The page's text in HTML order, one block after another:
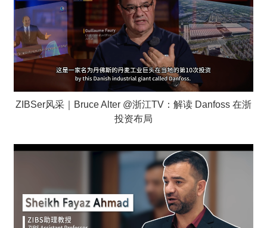
ZIBSer风采｜Bruce Alter @浙江TV：解读 Danfoss 在浙
投资布局